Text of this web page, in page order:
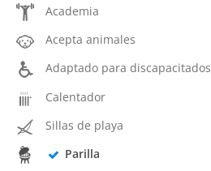
Academia
Acepta animales
Adaptado para discapacitados
Calentador
Sillas de playa
Parilla